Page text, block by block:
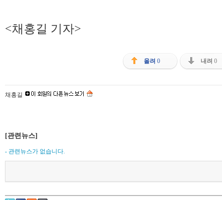
<채홍길 기자>
올려 0 내려 0
채홍길
[관련뉴스]
- 관련뉴스가 없습니다.